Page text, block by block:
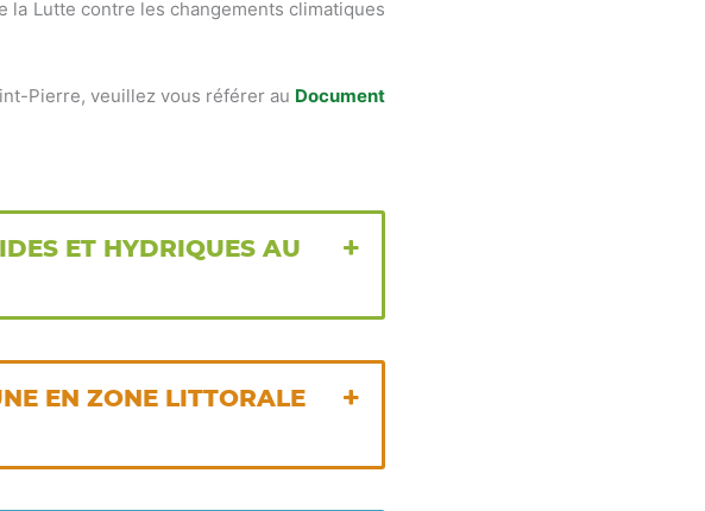
la Lutte contre les changements climatiques
Pierre, veuillez vous référer au Document
ET HYDRIQUES AU
EN ZONE LITTORALE